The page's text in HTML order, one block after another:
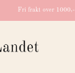
Fri frakt over 1000,-